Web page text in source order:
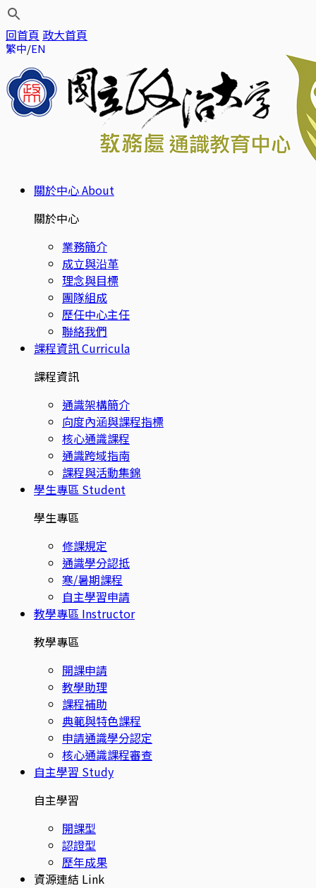
回首頁 政大首頁
繁中 EN
關於中心About
關於中心
業務簡介
成立與沿革
理念與目標
團隊組成
歷任中心主任
聯絡我們
課程資訊Curricula
課程資訊
通識架構簡介
向度內涵與課程指標
核心通識課程
通識跨域指南
課程與活動集錦
學生專區 Student
學生專區
修課規定
通識學分認抵
寒/暑期課程
自主學習申請
教學專區 Instructor
教學專區
開課申請
教學助理
課程補助
典範與特色課程
申請通識學分認定
核心通識課程審查
自主學習 Study
自主學習
開課型
認證型
歷年成果
資源連結 Link